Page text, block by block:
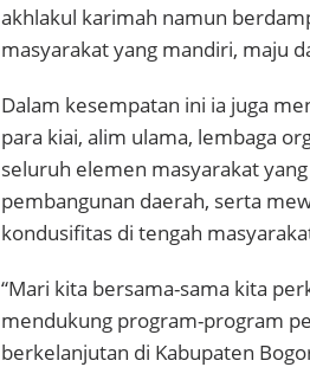
akhlakul karimah namun
masyarakat yang mandiri, maju
Dalam kesempatan ini ia juga
para kiai, alim ulama, lembaga
seluruh elemen masyarakat
pembangunan daerah, serta
kondusifitas di tengah
“Mari kita bersama-sama kita
mendukung program-program
berkelanjutan di Kabupaten